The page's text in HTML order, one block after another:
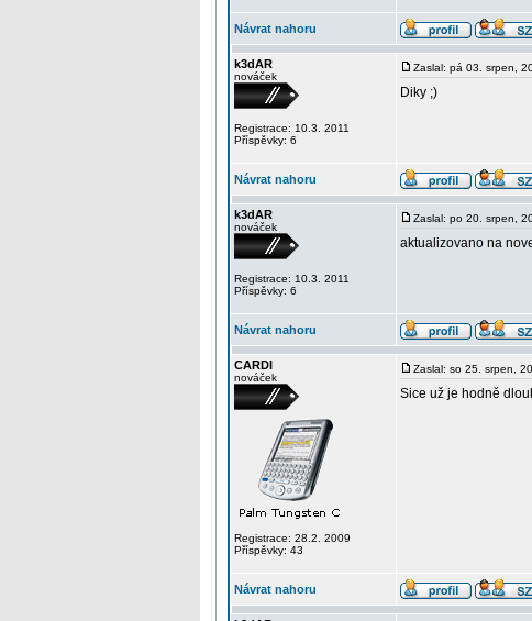
Návrat nahoru
k3dAR
nováček
Registrace: 10.3. 2011
Příspěvky: 6
Zaslal: pá 03. srpen,
Diky ;)
Návrat nahoru
k3dAR
nováček
Registrace: 10.3. 2011
Příspěvky: 6
Zaslal: po 20. srpen,
aktualizovano na
Návrat nahoru
CARDI
nováček
Registrace: 28.2. 2009
Příspěvky: 43
Zaslal: so 25. srpen,
Sice už je hodně
Návrat nahoru